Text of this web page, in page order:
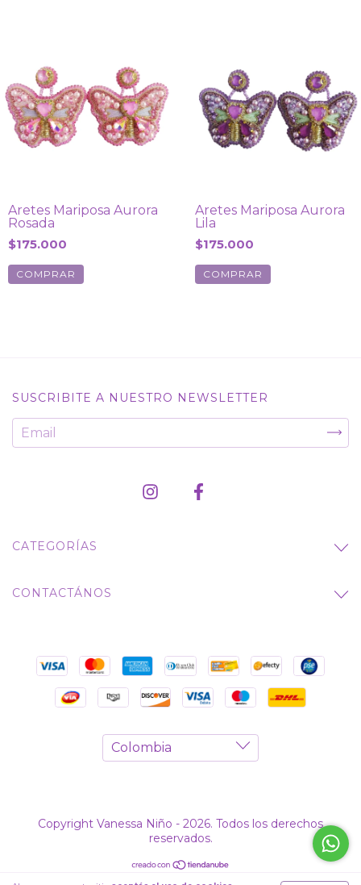
Aretes Mariposa Aurora
Rosada
$175.000
Aretes Mariposa Aurora
Lila
$175.000
SUSCRIBITE A NUESTRO NEWSLETTER
CATEGORÍAS
CONTACTÁNOS
Copyright Vanessa Niño - 2026. Todos los derechos
reservados.